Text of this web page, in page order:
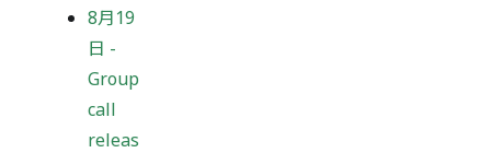
8月19
日 -
Group
call
releas